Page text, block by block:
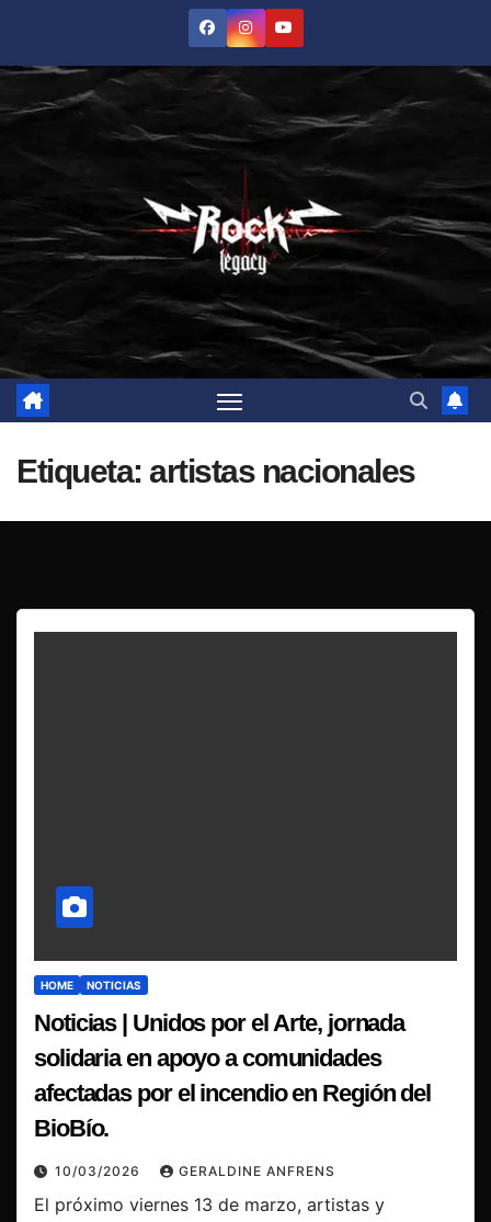
contenido
Etiqueta: artistas nacionales
HOME NOTICIAS
Noticias | Unidos por el Arte, jornada
solidaria en apoyo a comunidades
afectadas por el incendio en Región del
BioBío.
10/03/2026 GERALDINE ANFRENS
El próximo viernes 13 de marzo, artistas y